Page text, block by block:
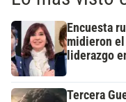
Encuesta
midieron
liderazgo
Tercera